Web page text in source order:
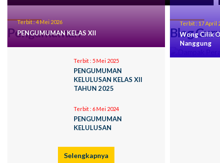
Pengumuman
Terbit :4 Mei 2026
PENGUMUMAN KELAS XII
Terbit : 5 Mei 2025
PENGUMUMAN
KELULUSAN KELAS XII
TAHUN 2025
Terbit : 6 Mei 2024
PENGUMUMAN
KELULUSAN
Selengkapnya
Blog
Terbit : 17 April
Wong Cilik
Nanggung